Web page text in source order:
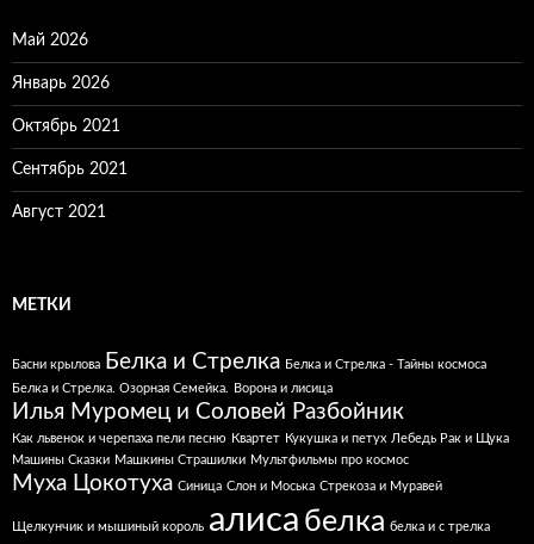
Май 2026
Январь 2026
Октябрь 2021
Сентябрь 2021
Август 2021
МЕТКИ
Басни крылова Белка и Стрелка Белка и Стрелка - Тайны космоса
Белка и Стрелка. Озорная Семейка.
Ворона и лисица
Илья Муромец и Соловей Разбойник
Как львенок и черепаха пели песню Квартет Кукушка и петух Лебедь Рак и Щука
Машины Сказки Машкины Страшилки Мультфильмы про космос
Муха Цокотуха Синица Слон и Моська Стрекоза и Муравей
Щелкунчик и мышиный король алиса белка белка и с трелка